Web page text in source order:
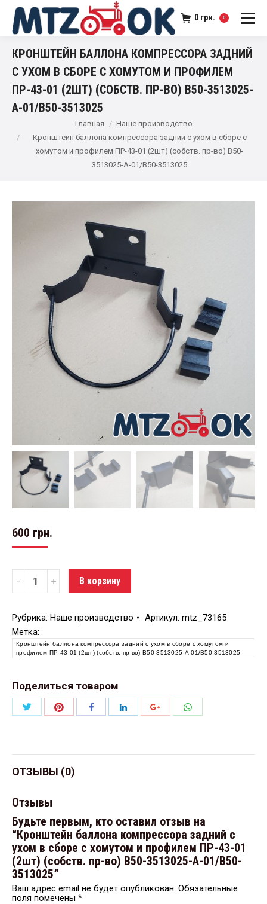
0 грн. 0
КРОНШТЕЙН БАЛЛОНА КОМПРЕССОРА ЗАДНИЙ
С УХОМ В СБОРЕ С ХОМУТОМ И ПРОФИЛЕМ
ПР-43-01 (2ШТ) (СОБСТВ. ПР-ВО) В50-3513025-
А-01/В50-3513025
Главная
Наше производство
Кронштейн баллона компрессора задний с ухом в сборе с
хомутом и профилем ПР-43-01 (2шт) (собств. пр-во) В50-
3513025-А-01/В50-3513025
600 грн.
Количество В корзину
Рубрика: Наше производство Артикул: mtz_73165
Метка:
Кронштейн баллона компрессора задний с ухом в сборе с хомутом и
профилем ПР-43-01 (2шт) (собств. пр-во) В50-3513025-А-01/В50-3513025
Поделиться товаром
ПоделитьсяПоделитьсяПоделитьсяПоделитьсяПоделиться
ОТЗЫВЫ (0)
Отзывы
Будьте первым, кто оставил отзыв на
“Кронштейн баллона компрессора задний с
ухом в сборе с хомутом и профилем ПР-43-01
(2шт) (собств. пр-во) В50-3513025-А-01/В50-
3513025”
Ваш адрес email не будет опубликован. Обязательные
поля помечены *